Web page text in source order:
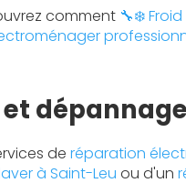
comment 🔧❄️
de réparation
à Saint-Leu ou d'un